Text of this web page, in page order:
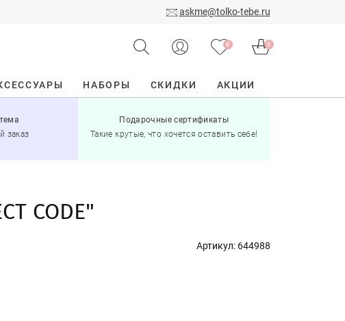
askme@tolko-tebe.ru
0 0
НАБОРЫ СКИДКИ АКЦИИ
заказ
Подарочные сертификаты
Такие крутые, что хочется оставить себе!
CODE"
Артикул: 644988